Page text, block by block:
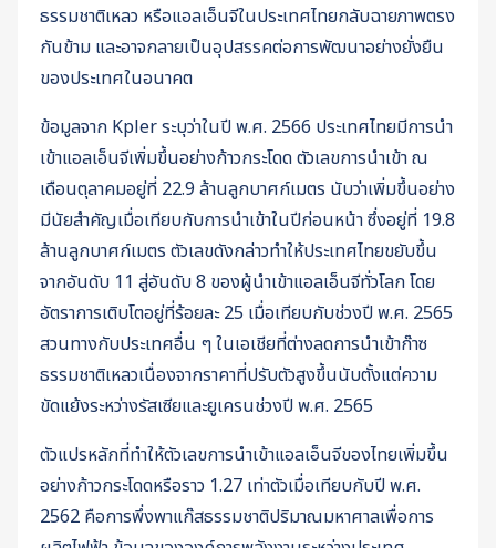
ธรรมชาติเหลว หรือแอลเอ็นจีในประเทศไทยกลับฉายภาพตรง
กันข้าม และอาจกลายเป็นอุปสรรคต่อการพัฒนาอย่างยั่งยืน
ของประเทศในอนาคต
ข้อมูลจาก Kpler ระบุว่าในปี พ.ศ. 2566 ประเทศไทยมีการนำ
เข้าแอลเอ็นจีเพิ่มขึ้นอย่างก้าวกระโดด ตัวเลขการนำเข้า ณ
เดือนตุลาคมอยู่ที่ 22.9 ล้านลูกบาศก์เมตร นับว่าเพิ่มขึ้นอย่าง
มีนัยสำคัญเมื่อเทียบกับการนำเข้าในปีก่อนหน้า ซึ่งอยู่ที่ 19.8
ล้านลูกบาศก์เมตร ตัวเลขดังกล่าวทำให้ประเทศไทยขยับขึ้น
จากอันดับ 11 สู่อันดับ 8 ของผู้นำเข้าแอลเอ็นจีทั่วโลก โดย
อัตราการเติบโตอยู่ที่ร้อยละ 25 เมื่อเทียบกับช่วงปี พ.ศ. 2565
สวนทางกับประเทศอื่น ๆ ในเอเชียที่ต่างลดการนำเข้าก๊าซ
ธรรมชาติเหลวเนื่องจากราคาที่ปรับตัวสูงขึ้นนับตั้งแต่ความ
ขัดแย้งระหว่างรัสเซียและยูเครนช่วงปี พ.ศ. 2565
ตัวแปรหลักที่ทำให้ตัวเลขการนำเข้าแอลเอ็นจีของไทยเพิ่มขึ้น
อย่างก้าวกระโดดหรือราว 1.27 เท่าตัวเมื่อเทียบกับปี พ.ศ.
2562 คือการพึ่งพาแก๊สธรรมชาติปริมาณมหาศาลเพื่อการ